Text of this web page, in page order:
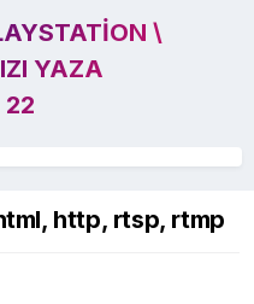
\
YAZA
22
http, rtsp, rtmp